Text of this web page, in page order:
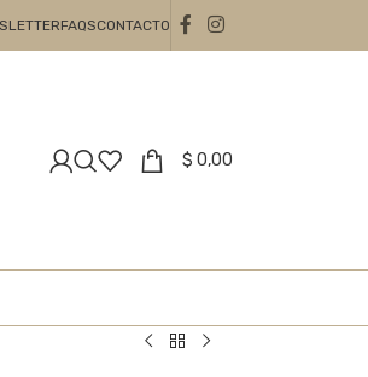
FAQSCONTACTO
$ 0,00